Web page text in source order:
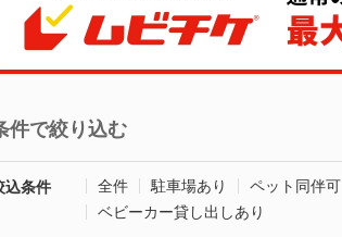
件で絞り込む
込条件 全件 駐車場あり ペット同伴可
ベビーカー貸し出しあり